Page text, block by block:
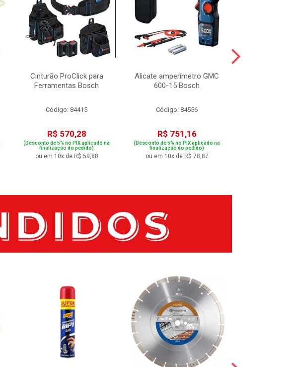
Cinturão ProClick para
Ferramentas Bosch
Código: 84415
R$ 570,28
(Desconto de 5% no PIX aplicado na
finalização do pedido)
ou em 10x de R$ 59,88
Alicate amperímetro GMC
600-15 Bosch
Código: 84556
R$ 751,16
(Desconto de 5% no PIX aplicado na
finalização do pedido)
ou em 10x de R$ 78,87